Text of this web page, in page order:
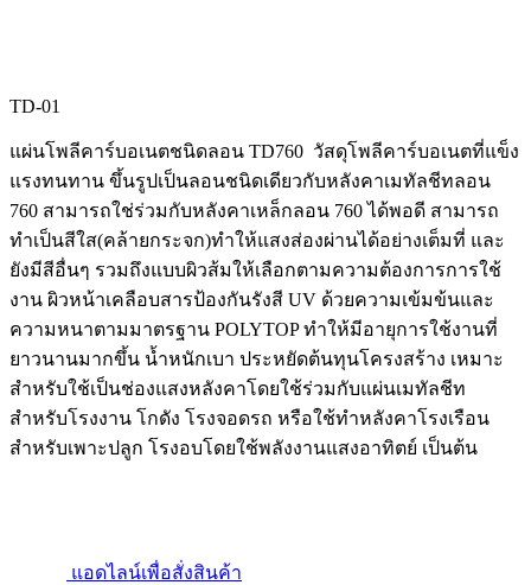
TD-01
แผ่นโพลีคาร์บอเนตชนิดลอน TD760 วัสดุโพลีคาร์บอเนตที่แข็ง
แรงทนทาน ขึ้นรูปเป็นลอนชนิดเดียวกับหลังคาเมทัลชีทลอน
760 สามารถใช่ร่วมกับหลังคาเหล็กลอน 760 ได้พอดี สามารถ
ทำเป็นสีใส(คล้ายกระจก)ทำให้แสงส่องผ่านได้อย่างเต็มที่ และ
ยังมีสีอื่นๆ รวมถึงแบบผิวส้มให้เลือกตามความต้องการการใช้
งาน ผิวหน้าเคลือบสารป้องกันรังสี UV ด้วยความเข้มข้นและ
ความหนาตามมาตรฐาน POLYTOP ทำให้มีอายุการใช้งานที่
ยาวนานมากขึ้น น้ำหนักเบา ประหยัดต้นทุนโครงสร้าง เหมาะ
สำหรับใช้เป็นช่องแสงหลังคาโดยใช้ร่วมกับแผ่นเมทัลชีท
สำหรับโรงงาน โกดัง โรงจอดรถ หรือใช้ทำหลังคาโรงเรือน
สำหรับเพาะปลูก โรงอบโดยใช้พลังงานแสงอาทิตย์ เป็นต้น
แอดไลน์เพื่อสั่งสินค้า